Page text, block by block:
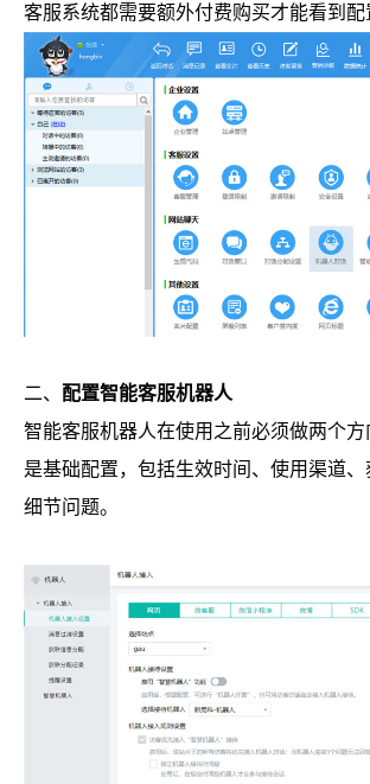
客服系统都需要额外付费购买才能看到配
二、 配置智能客服机器人
智能客服机器人在使用之前必须做两个
是基础配置，包括生效时间、使用渠道
细节问题。